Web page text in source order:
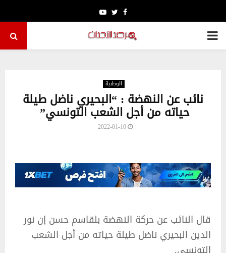
Facebook
Twitter
Youtube
PRIMARY
الوطنية
نائب عن النهضة : “البحيري ناضل طيلة
حياته من أجل الشعب التونسي”
2022-01-10
قال النائب عن حركة النهضة بلقاسم حسن إن نور
الدين البحيري ناضل طيلة حياته من أجل الشعب